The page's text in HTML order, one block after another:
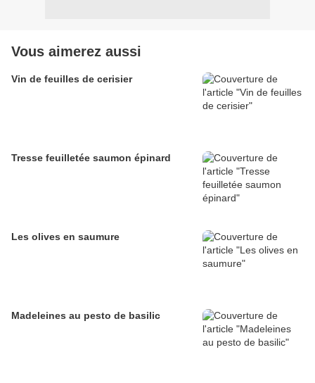
Vous aimerez aussi
Vin de feuilles de cerisier
Tresse feuilletée saumon épinard
Les olives en saumure
Madeleines au pesto de basilic